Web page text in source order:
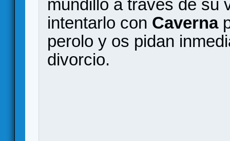
mundillo a través de su
intentarlo con Caverna
perolo y os pidan
divorcio.